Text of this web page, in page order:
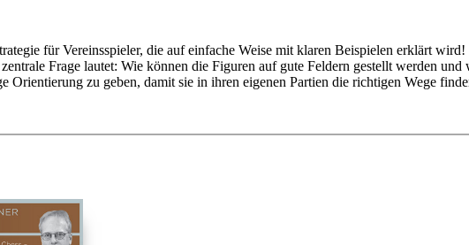
für Vereinsspieler, die auf einfache Weise mit klaren Beispielen erklärt
Frage lautet: Wie können die Figuren auf gute Feldern gestellt werden
Orientierung zu geben, damit sie in ihren eigenen Partien die richtigen Wege
Sie Schlüsselstellungen gegen Fritz auf verschiedenen Niveaus
Bauernstrukturen, die in den Partien häufig vorkommen und für